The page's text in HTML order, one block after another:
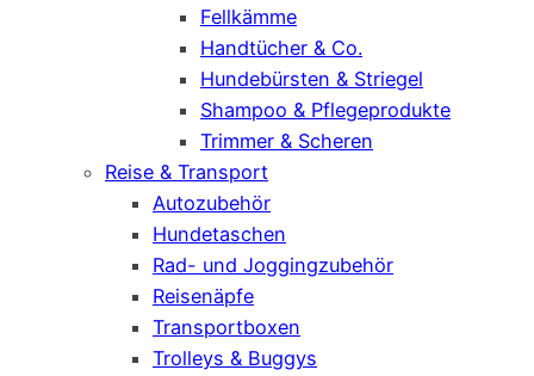
Fellkämme
Handtücher & Co.
Hundebürsten & Striegel
Shampoo & Pflegeprodukte
Trimmer & Scheren
Reise & Transport
Autozubehör
Hundetaschen
Rad- und Joggingzubehör
Reisenäpfe
Transportboxen
Trolleys & Buggys